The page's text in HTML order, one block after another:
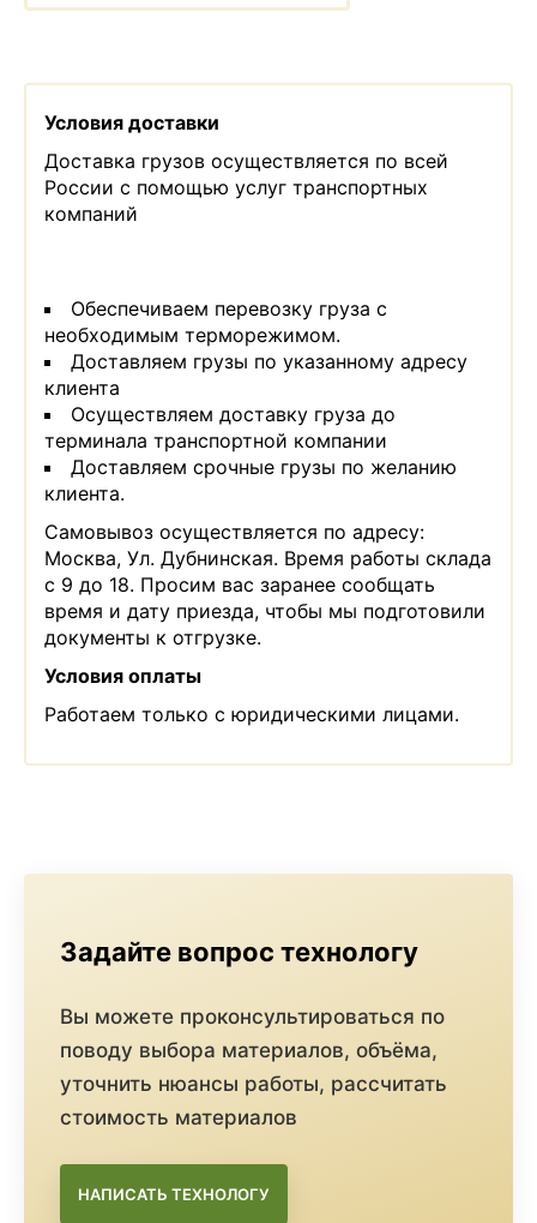
Условия доставки
Доставка грузов осуществляется по всей
России с помощью услуг транспортных
компаний
Обеспечиваем перевозку груза с
необходимым терморежимом.
Доставляем грузы по указанному адресу
клиента
Осуществляем доставку груза до
терминала транспортной компании
Доставляем срочные грузы по желанию
клиента.
Самовывоз осуществляется по адресу:
Москва, Ул. Дубнинская. Время работы склада
с 9 до 18. Просим вас заранее сообщать
время и дату приезда, чтобы мы подготовили
документы к отгрузке.
Условия оплаты
Работаем только с юридическими лицами.
Задайте вопрос технологу
Вы можете проконсультироваться по
поводу выбора материалов, объёма,
уточнить нюансы работы, рассчитать
стоимость материалов
НАПИСАТЬ ТЕХНОЛОГУ